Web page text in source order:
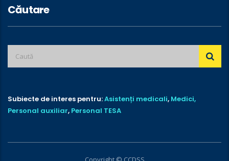
Căutare
Subiecte de interes pentru:Asistenți medicali, Medici,
Personal auxiliar, Personal TESA